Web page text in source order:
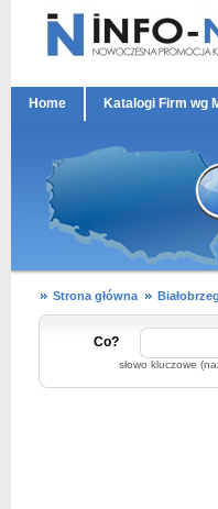
Home Katalogi Firm wg
Strona główna
Co?
słowo kluczowe